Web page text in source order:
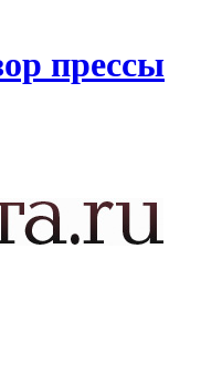
прессы